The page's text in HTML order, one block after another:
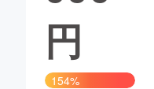
CAMPFIRE Creation
円
154%